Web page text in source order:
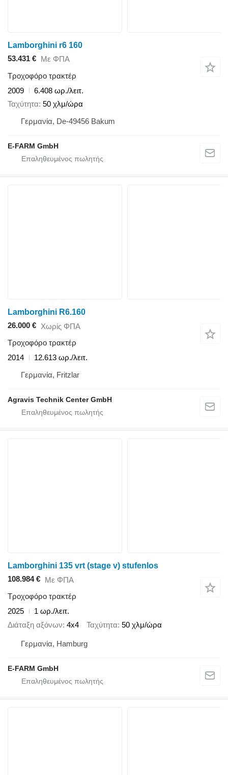
Lamborghini r6 160
53.431 € Με ΦΠΑ
Τροχοφόρο τρακτέρ
2009
6.408 ωρ./λειτ.
Ταχύτητα 50 χλμ/ώρα
Γερμανία, De-49456 Bakum
E-FARM GmbH
Lamborghini R6.160
26.000 € Χωρίς ΦΠΑ
Τροχοφόρο τρακτέρ
2014
12.613 ωρ./λειτ.
Γερμανία, Fritzlar
Agravis Technik Center GmbH
Lamborghini 135 vrt (stage v) stufenlos
108.984 € Με ΦΠΑ
Τροχοφόρο τρακτέρ
2025
1 ωρ./λειτ.
Διάταξη αξόνων 4x4 Ταχύτητα 50 χλμ/ώρα
Γερμανία, Hamburg
E-FARM GmbH